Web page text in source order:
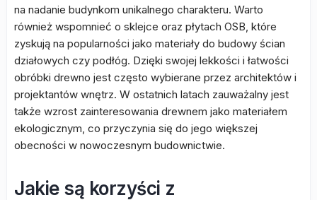
na nadanie budynkom unikalnego charakteru. Warto
również wspomnieć o sklejce oraz płytach OSB, które
zyskują na popularności jako materiały do budowy ścian
działowych czy podłóg. Dzięki swojej lekkości i łatwości
obróbki drewno jest często wybierane przez architektów i
projektantów wnętrz. W ostatnich latach zauważalny jest
także wzrost zainteresowania drewnem jako materiałem
ekologicznym, co przyczynia się do jego większej
obecności w nowoczesnym budownictwie.
Jakie są korzyści z